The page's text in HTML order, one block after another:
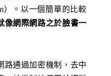
）。以一個簡單的比較
像網際網路之於臉書一
路通過加密機制，去中